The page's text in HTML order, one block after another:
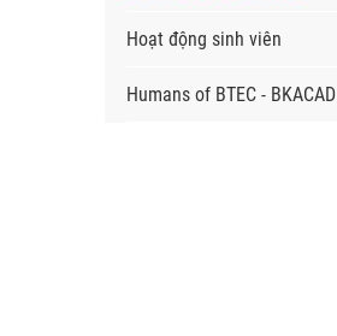
Hoạt động sinh viên
Humans of BTEC - BKACAD